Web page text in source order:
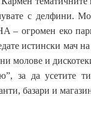
с делфини.
– огромен еко
истински мач
молове и
за да усетите
базари и